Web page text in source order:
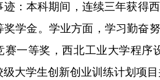
迹：本科期间，连续三年获得
奖学金。学业方面，学习勤奋
赛一等奖，西北工业大学程序
大学生创新创业训练计划项